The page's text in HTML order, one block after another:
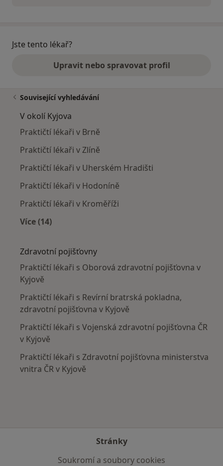
Jste tento lékař?
Upravit nebo spravovat profil
Související vyhledávání
V okolí Kyjova
Praktičtí lékaři v Brně
Praktičtí lékaři v Zlíně
Praktičtí lékaři v Uherském Hradišti
Praktičtí lékaři v Hodoníně
Praktičtí lékaři v Kroměříži
Více (14)
Zdravotní pojišťovny
Praktičtí lékaři s Oborová zdravotní pojišťovna v
Kyjově
Praktičtí lékaři s Revírní bratrská pokladna,
zdravotní pojišťovna v Kyjově
Praktičtí lékaři s Vojenská zdravotní pojišťovna ČR
v Kyjově
Praktičtí lékaři s Zdravotní pojišťovna ministerstva
vnitra ČR v Kyjově
Stránky
Soukromí a soubory cookies